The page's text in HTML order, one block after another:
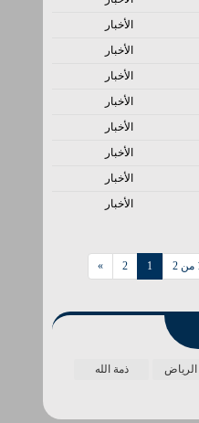
الأخبار
الأخبار
الأخبار
الأخبار
الأخبار
الأخبار
الأخبار
الأخبار
1
2
»
الرياض
ذمة الله